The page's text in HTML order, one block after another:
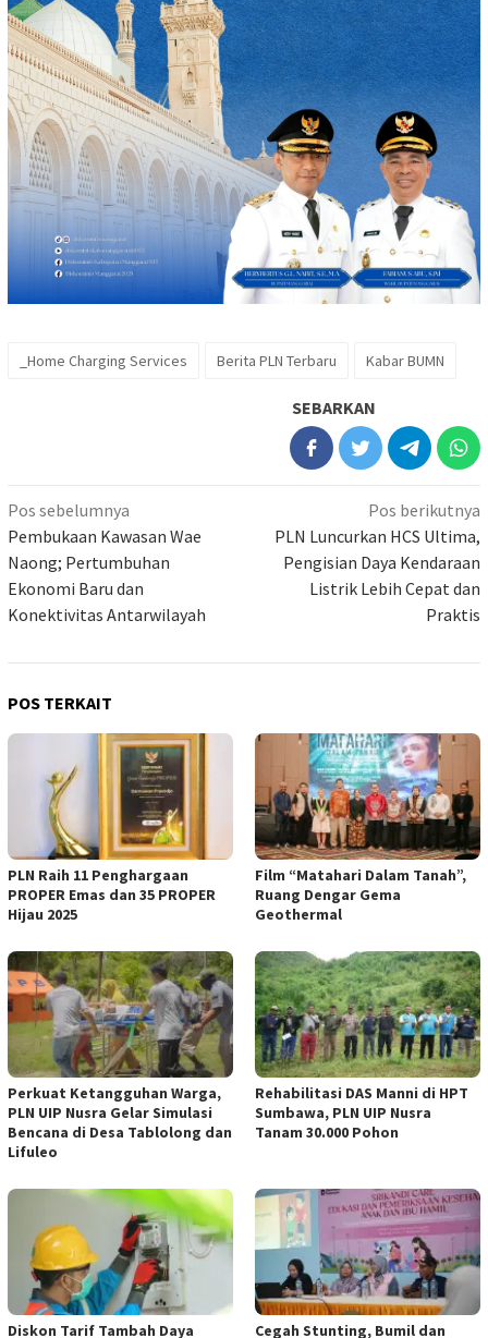
_Home Charging Services Berita PLN Terbaru Kabar BUMN
SEBARKAN
Navigasi
pos
Pos sebelumnya
Pembukaan Kawasan Wae
Naong; Pertumbuhan
Ekonomi Baru dan
Konektivitas Antarwilayah
Pos berikutnya
PLN Luncurkan HCS Ultima,
Pengisian Daya Kendaraan
Listrik Lebih Cepat dan
Praktis
POS TERKAIT
PLN Raih 11 Penghargaan
PROPER Emas dan 35 PROPER
Hijau 2025
Film “Matahari Dalam Tanah”,
Ruang Dengar Gema
Geothermal
Perkuat Ketangguhan Warga,
PLN UIP Nusra Gelar Simulasi
Bencana di Desa Tablolong dan
Lifuleo
Rehabilitasi DAS Manni di HPT
Sumbawa, PLN UIP Nusra
Tanam 30.000 Pohon
Diskon Tarif Tambah Daya Cegah Stunting, Bumil dan